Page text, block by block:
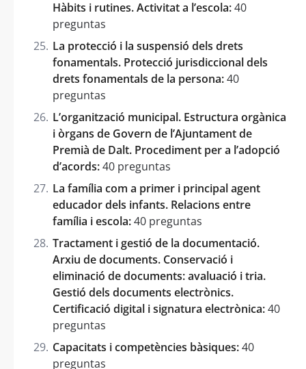
Hàbits i rutines. Activitat a l’escola:40
preguntas
La protecció i la suspensió dels drets
fonamentals. Protecció jurisdiccional dels
drets fonamentals de la persona:40
preguntas
L’organització municipal. Estructura orgànica
i òrgans de Govern de l’Ajuntament de
Premià de Dalt. Procediment per a l’adopció
d’acords:40 preguntas
La família com a primer i principal agent
educador dels infants. Relacions entre
família i escola:40 preguntas
Tractament i gestió de la documentació.
Arxiu de documents. Conservació i
eliminació de documents: avaluació i tria.
Gestió dels documents electrònics.
Certificació digital i signatura electrònica:40
preguntas
Capacitats i competències bàsiques:40
preguntas